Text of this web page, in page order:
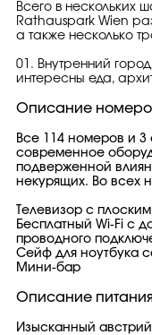
Всего в нескольких
Rathauspark Wien
а также несколько
01. Внутренний
интересны еда,
Описание
Все 114 номеров и
современное
подверженной
некурящих. Во всех
Телевизор с
Бесплатный Wi-Fi с
проводного
Сейф для ноутбука
Мини-бар
Описание
Изысканный